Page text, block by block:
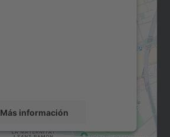
Más información